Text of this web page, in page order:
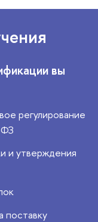
вы
регулирование
ФЗ
и утверждения
поставку